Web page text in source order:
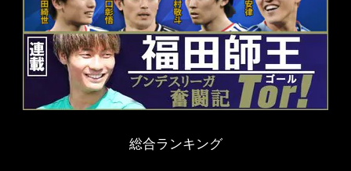
総合ランキング